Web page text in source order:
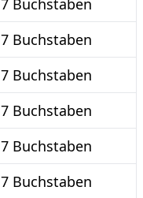
7 Buchstaben
7 Buchstaben
7 Buchstaben
7 Buchstaben
7 Buchstaben
7 Buchstaben